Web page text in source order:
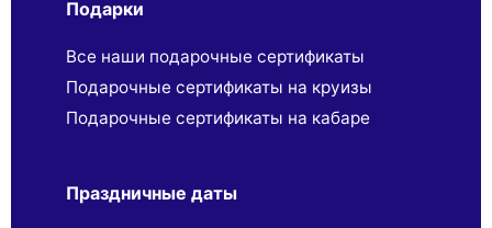
Подарки
Все наши подарочные сертификаты
Подарочные сертификаты на круизы
Подарочные сертификаты на кабаре
Праздничные даты